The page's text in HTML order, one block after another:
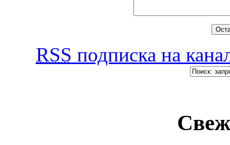
RSS подписка на